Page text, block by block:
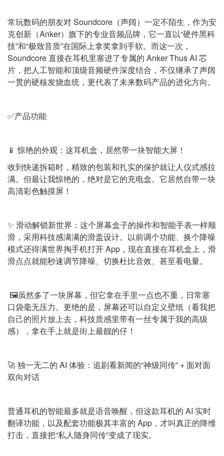
常玩数码的朋友对 Soundcore（声阔）一定不陌生，作为安
克创新（Anker）旗下的专业音频品牌，它一直以“硬件黑科
技”和“极致音质”在国际上拿奖拿到手软。而这一次，
Soundcore 直接在耳机里塞进了专属的 Anker Thus AI 芯
片，把人工智能和顶级音频硬件深度结合，不仅继承了声阔
一贯的硬核发烧血统，更代表了未来数码产品的进化方向。
✅产品功能
📱 惊艳的外观：这耳机盒，居然带一块智能大屏！
收到快递拆箱时，精致的包装和扎实的保护就让人仪式感拉
满。但最让我惊艳的，绝对是它的充电盒。它居然自带一块
高清彩色触摸屏！
✨ 滑动解锁新世界：这个屏幕盒子的操作和智能手表一样顺
滑，采用科技感满满的滑盖设计。以前调个功能、换个降噪
模式还得满世界掏手机打开 App，现在直接在耳机盒上，滑
滑点点就能秒速调节降噪、切换杜比音效、甚至看电量。
🖼️虽然多了一块屏幕，但它拿在手里一点也不重，日常塞
口袋毫无压力。更绝的是，屏幕还可以自定义壁纸（看我把
自己的照片放上去，科技质感里带有一丝专属于我的高级
感），拿在手上就是街上最靓的仔！
🚀 独一无二的 AI 体验：追剧看新闻的“神级同传” + 面对面
双向对话
普通耳机的智能最多就是语音唤醒，但这款耳机的 AI 实时
翻译功能，以及配套功能极其丰富的 App，才叫真正的降维
打击，直接把“私人随身同传”变成了现实。